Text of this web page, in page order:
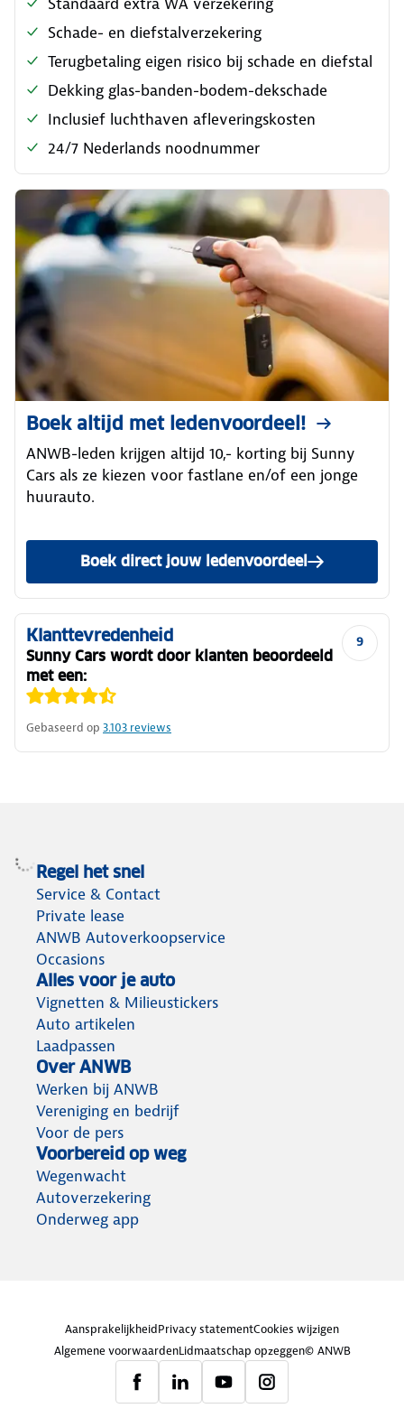
Schade- en diefstalverzekering
Terugbetaling eigen risico bij schade en diefstal
Dekking glas-banden-bodem-dekschade
Inclusief luchthaven afleveringskosten
24/7 Nederlands noodnummer
Boek altijd met ledenvoordeel!
ANWB-leden krijgen altijd 10,- korting bij Sunny
Cars als ze kiezen voor fastlane en/of een jonge
huurauto.
Boek direct jouw ledenvoordeel
9
Klanttevredenheid
Sunny Cars wordt door klanten beoordeeld
met een:
Gebaseerd op 3.103 reviews
Regel het snel
Service & Contact
Private lease
ANWB Autoverkoopservice
Occasions
Alles voor je auto
Vignetten & Milieustickers
Auto artikelen
Laadpassen
Over ANWB
Werken bij ANWB
Vereniging en bedrijf
Voor de pers
Voorbereid op weg
Wegenwacht
Autoverzekering
Onderweg app
AansprakelijkheidPrivacy statementCookies wijzigen
Algemene voorwaardenLidmaatschap opzeggen© ANWB